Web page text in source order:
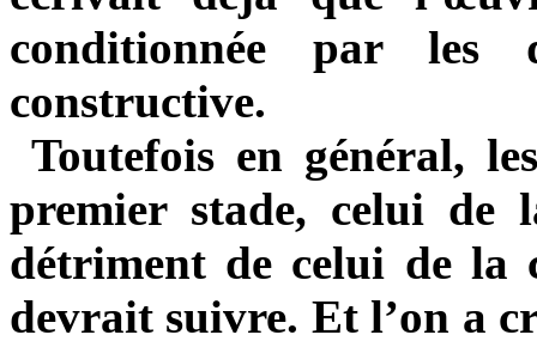
conditionnée par les
constructive.
Toutefois en général,
premier stade, celui de
détriment de celui de la
devrait suivre. Et l’on a